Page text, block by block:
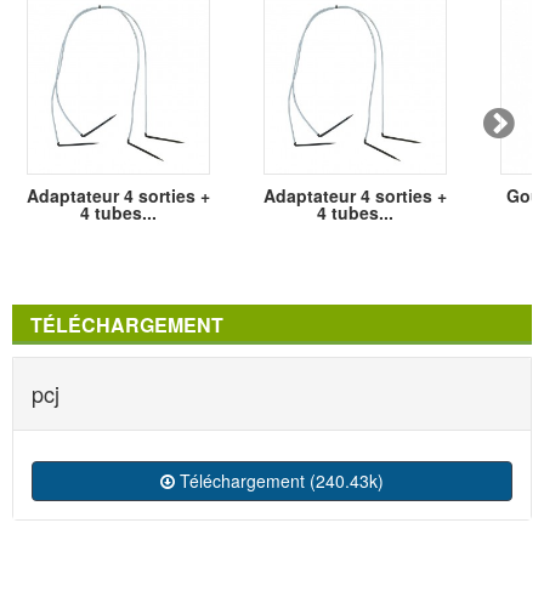
Adaptateur 4 sorties +
4 tubes...
Adaptateur 4 sorties +
4 tubes...
TÉLÉCHARGEMENT
pcj
Téléchargement (240.43k)